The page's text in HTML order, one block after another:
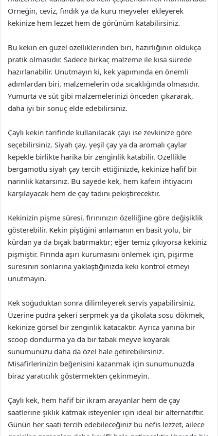
Örneğin, ceviz, fındık ya da kuru meyveler ekleyerek
kekinize hem lezzet hem de görünüm katabilirsiniz.
Bu kekin en güzel özelliklerinden biri, hazırlığının oldukça
pratik olmasıdır. Sadece birkaç malzeme ile kısa sürede
hazırlanabilir. Unutmayın ki, kek yapımında en önemli
adımlardan biri, malzemelerin oda sıcaklığında olmasıdır.
Yumurta ve süt gibi malzemelerinizi önceden çıkararak,
daha iyi bir sonuç elde edebilirsiniz.
Çaylı kekin tarifinde kullanılacak çayı ise zevkinize göre
seçebilirsiniz. Siyah çay, yeşil çay ya da aromalı çaylar
kepekle birlikte harika bir zenginlik katabilir. Özellikle
bergamotlu siyah çay tercih ettiğinizde, kekinize hafif bir
narinlik katarsınız. Bu sayede kek, hem kafein ihtiyacını
karşılayacak hem de çay tadını pekiştirecektir.
Kekinizin pişme süresi, fırınınızın özelliğine göre değişiklik
gösterebilir. Kekin piştiğini anlamanın en basit yolu, bir
kürdan ya da bıçak batırmaktır; eğer temiz çıkıyorsa kekiniz
pişmiştir. Fırında aşırı kurumasını önlemek için, pişirme
süresinin sonlarına yaklaştığınızda keki kontrol etmeyi
unutmayın.
Kek soğuduktan sonra dilimleyerek servis yapabilirsiniz.
Üzerine pudra şekeri serpmek ya da çikolata sosu dökmek,
kekinize görsel bir zenginlik katacaktır. Ayrıca yanına bir
scoop dondurma ya da bir tabak meyve koyarak
sunumunuzu daha da özel hale getirebilirsiniz.
Misafirlerinizin beğenisini kazanmak için sunumunuzda
biraz yaratıcılık göstermekten çekinmeyin.
Çaylı kek, hem hafif bir ikram arayanlar hem de çay
saatlerine şıklık katmak isteyenler için ideal bir alternatiftir.
Günün her saati tercih edebileceğiniz bu nefis lezzet, ailece